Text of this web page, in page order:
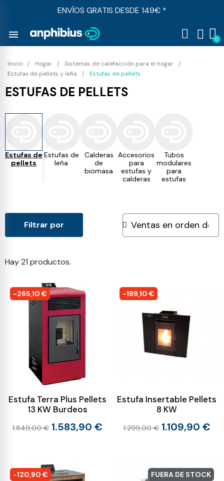
ENVÍOS GRATIS DESDE 149€ *
menu
Inicio Hogar
Sistemas de calefacción para el hogar
Estufas de pellets y leña
Estufas de pellets
ESTUFAS DE PELLETS
Estufas de
pellets
Estufas de
leña
Calderas
de
biomasa
Accesorios
para
estufas y
calderas
Tubos
modulares
para
estufas
Hay 21 productos.
Filtrar por
-265,10 €
Estufa Terra Plus Pellets
13 KW Burdeos
1.849,00 € 1.583,90 €
-189,10 €
Estufa Insertable Pellets
8 KW
1.299,00 € 1.109,90 €
-120,90 € FUERA DE STOCK